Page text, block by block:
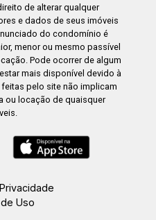
de alterar qualquer
e dados de seus imóveis
do condomínio é
menor ou mesmo passível
Pode ocorrer de algum
mais disponível devido à
pelo site não implicam
ou locação de quaisquer
Uso